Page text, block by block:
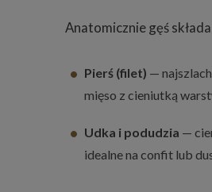
Anatomicznie gęś
Pierś (filet) —
mięso z cieniutką
Udka i podudzia —
idealne na confit lub